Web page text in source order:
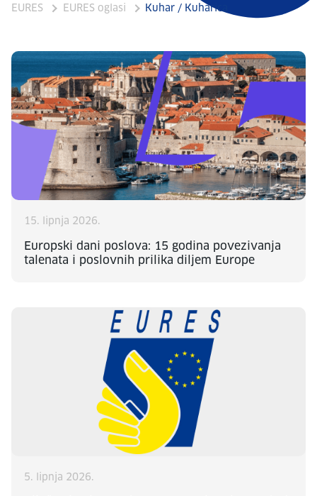
EURES EURES oglasi Kuhar / Kuharica
15. lipnja 2026.
Europski dani poslova: 15 godina povezivanja
talenata i poslovnih prilika diljem Europe
5. lipnja 2026.